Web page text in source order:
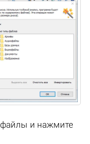
файлы и нажмите